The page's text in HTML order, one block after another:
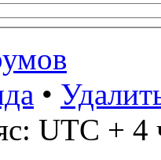
•
UTC + 4